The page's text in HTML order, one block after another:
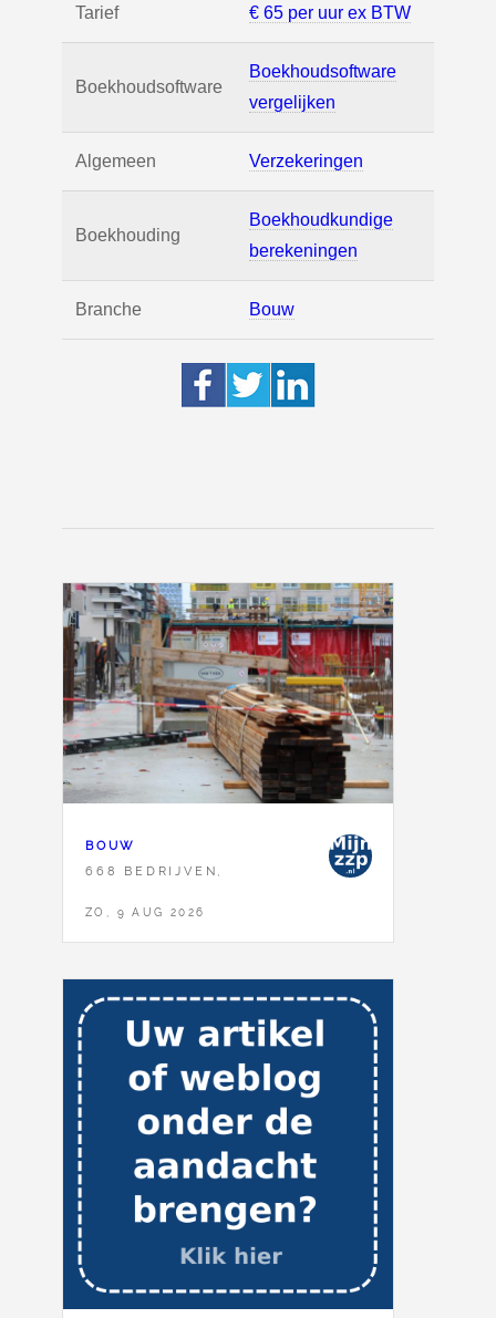
Tarief € 65 per uur ex BTW
Boekhoudsoftware
Boekhoudsoftware
vergelijken
Algemeen Verzekeringen
Boekhouding
Boekhoudkundige
berekeningen
Branche Bouw
BOUW
668 BEDRIJVEN,
ZO, 9 AUG 2026